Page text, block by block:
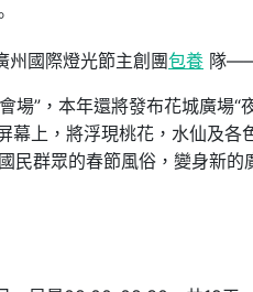
州國際燈光節主創團包養 隊
場”，本年還將發布花城廣場
幕上，將浮現桃花，水仙及
民群眾的春節風俗，變身新的